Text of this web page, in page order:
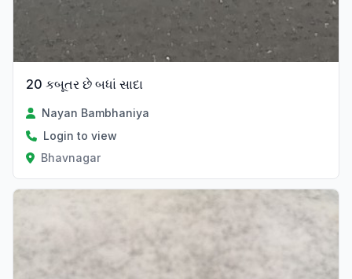
20 કબૂતર છે બધાં સાદા
Nayan Bambhaniya
Login to view
Bhavnagar